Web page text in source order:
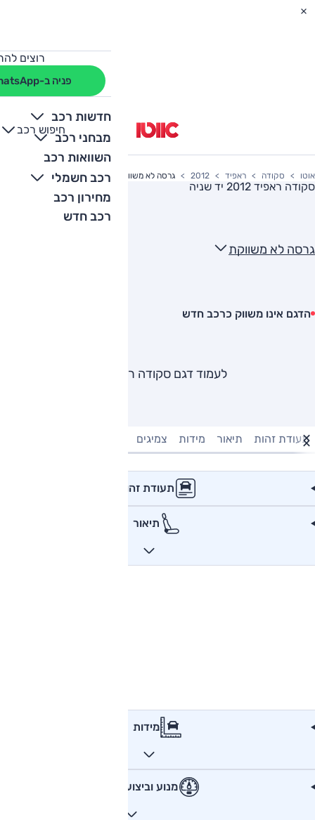
רוצים
פניה ב-WhatsApp
חדשות רכב
מבחני רכב
השוואות רכב
רכב חשמלי
מחירון רכב
רכב חדש
חיפוש רכב
+
-
אוטו סקודה ראפיד 2012 גרסה לא משווקת
סקודה ראפיד 2012 יד שניה
גרסה לא משווקת
הדגם אינו משווק כרכב חדש
לעמוד דגם סקודה ראפיד
תעודת זהות תיאור מידות צמיגים
תעודת זהות
תיאור
מידות
מנוע וביצועים